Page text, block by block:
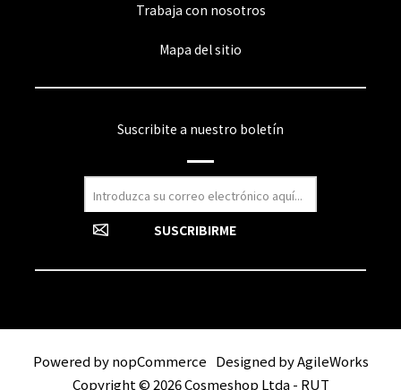
Trabaja con nosotros
Mapa del sitio
Suscribite a nuestro boletín
Powered bynopCommerce Designed byAgileWorks
Copyright © 2026 Cosmeshop Ltda - RUT